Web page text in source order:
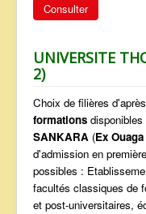
Consulter
UNIVERSITE
2)
Choix de filières d'après
formations
SANKARA (Ex
d'admission en
possibles :
facultés classiques de
et post-universitaires,